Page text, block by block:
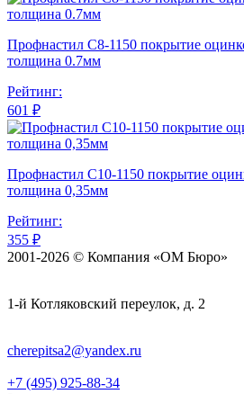
Профнастил С8-1150 покрытие
толщина 0.7мм
Рейтинг:
601 ₽
Профнастил С10-1150 покрытие
толщина 0,35мм
Рейтинг:
355 ₽
2001-2026 © Компания «ОМ Бюро»
1-й Котляковский переулок, д. 2
cherepitsa2@yandex.ru
+7 (495) 925-88-34